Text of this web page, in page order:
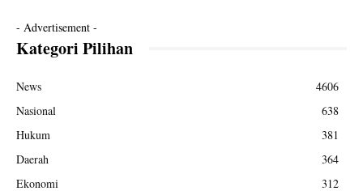
- Advertisement -
Kategori Pilihan
News
4606
Nasional
638
Hukum
381
Daerah
364
Ekonomi
312